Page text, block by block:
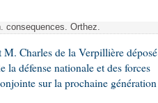
consequences. Orthez.
Charles de la Verpillière déposé
défense nationale et des forces
sur la prochaine génération